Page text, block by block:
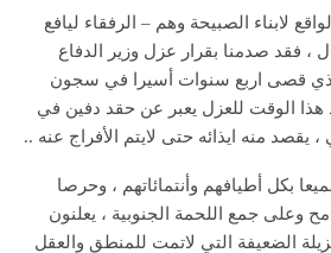
لابناء الصبيحة وهم – الرفقاء ليافع
، فقد صدمنا بقرار عزل وزير الدفاع
قصى اربع سنوات أسيرا في سجون
هذا الوقت للعزل يعبر عن حقد دفين في
يقصد منه ايذائه حتى لايتم الأفراج عنه ..
بكل أطيافهم وأنتمائاتهم ، وحرصا
وعلى جمع اللحمة الجنوبية ، يعلنون
الضعيفة التي لاتمت للمنطق والعقل